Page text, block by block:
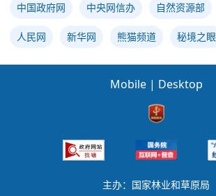
中国政府网 中央网信办 自然资源部
人民网 新华网 熊猫频道 秘境之眼
Mobile | Desktop
主办：国家林业和草原局